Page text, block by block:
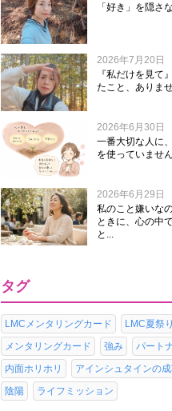
「好き」を隠さ
2026年7月20日
『私だけを見て
たこと、ありま
2026年6月30日
一番大切な人に
を使っていませ
2026年6月29日
私のこと嫌いな
ときに、心の中
と...
タグ
LMCメンタリングカード LMC夏祭り
メンタリングカード
強み
パート
内面ホリホリ
アインシュタインの
陰陽
ライフミッション